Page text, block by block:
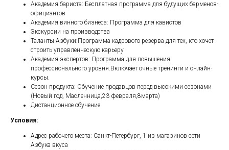
Академия бариста: Бесплатная программа для будущих барменов-
официантов
Академия винного бизнеса: Программа для кавистов
Экскурсии на производства
Таланты Азбуки:Программа кадрового резерва для тех, кто хочет
строить управленческую карьеру
Академия экспертов: Программа для повышения
профессионального уровня.Включает очные тренинги и онлайн-
курсы.
Сезон продукта: Обучение продавцов перед высокими сезонами
(Новый год, Масленница,23 февраля,8марта)
Дистанционное обучение
Условия:
Адрес рабочего места: Санкт-Петербург, 1 из магазинов сети
Азбука вкуса